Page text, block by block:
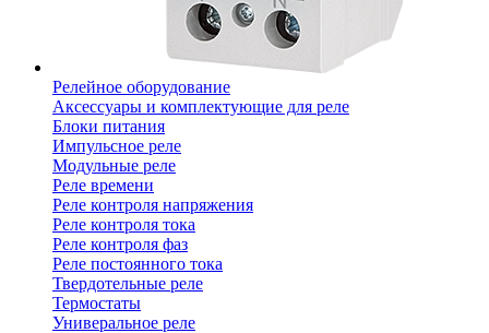
Релейное оборудование
Аксессуары и комплектующие для реле
Блоки питания
Импульсное реле
Модульные реле
Реле времени
Реле контроля напряжения
Реле контроля тока
Реле контроля фаз
Реле постоянного тока
Твердотельные реле
Термостаты
Универальное реле